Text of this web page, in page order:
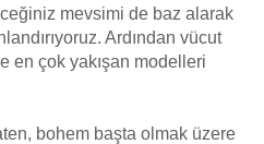
mevsimi de baz alarak
Ardından vücut
en çok yakışan modelleri
bohem başta olmak üzere